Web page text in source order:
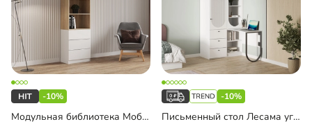
-10%
Модульная библиотека Моби-10
-10%
Письменный стол Лесама угловой